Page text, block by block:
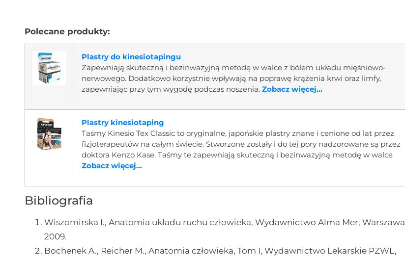
Polecane produkty:
Plastry do kinesiotapingu
Zapewniają skuteczną i bezinwazyjną metodę w walce z bólem układu mięśniowo-
nerwowego. Dodatkowo korzystnie wpływają na poprawę krążenia krwi oraz limfy,
zapewniając przy tym wygodę podczas noszenia.Zobacz więcej...
Plastry kinesiotaping
Taśmy Kinesio Tex Classic to oryginalne, japońskie plastry znane i cenione od lat przez
fizjoterapeutów na całym świecie. Stworzone zostały i do tej pory nadzorowane są przez
doktora Kenzo Kase. Taśmy te zapewniają skuteczną i bezinwazyjną metodę w walce
Zobacz więcej...
Bibliografia
Wiszomirska I., Anatomia układu ruchu człowieka, Wydawnictwo Alma Mer, Warszawa
2009.
Bochenek A., Reicher M., Anatomia człowieka, Tom I, Wydawnictwo Lekarskie PZWL,